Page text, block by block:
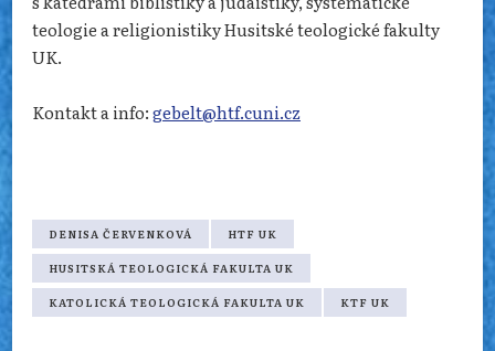
teologie a religionistiky Husitské teologické fakulty
UK.
Kontakt a info:gebelt@htf.cuni.cz
DENISA ČERVENKOVÁ HTF UK
HUSITSKÁ TEOLOGICKÁ FAKULTA UK
KATOLICKÁ TEOLOGICKÁ FAKULTA UK KTF UK